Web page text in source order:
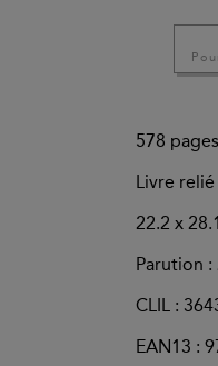
578 pages
Livre relié
22.2 x
Parution :
CLIL :
EAN13 :